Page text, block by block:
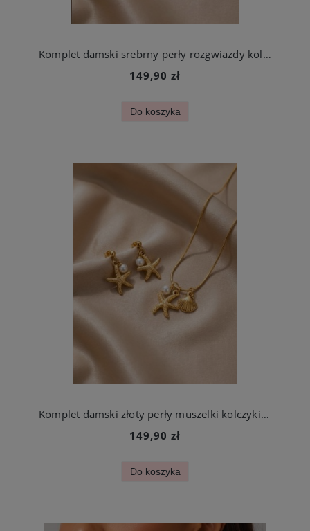
Komplet damski srebrny perły rozgwiazdy kolczyki i naszyjnik stal chirurgiczna
149,90 zł
Do koszyka
Komplet damski złoty perły muszelki kolczyki i naszyjnik stal szlachetna
149,90 zł
Do koszyka